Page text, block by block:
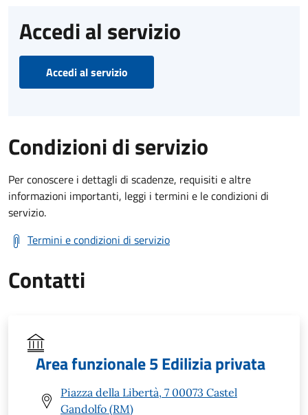
Accedi al servizio
Accedi al servizio
Condizioni di servizio
Per conoscere i dettagli di scadenze, requisiti e altre
informazioni importanti, leggi i termini e le condizioni di
servizio.
Termini e condizioni di servizio
Contatti
Area funzionale 5 Edilizia privata
Piazza della Libertà, 7 00073 Castel
Gandolfo (RM)